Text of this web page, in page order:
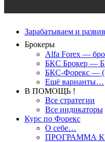
Зарабатываем и
Брокеры
Alfa Forex —
БКС Брокер —
БКС-Форекс —
Ещё варианты…
В ПОМОЩЬ !
Все стратегии
Все индикаторы
Курс по Форекс
О себе…
ПРОГРАММА